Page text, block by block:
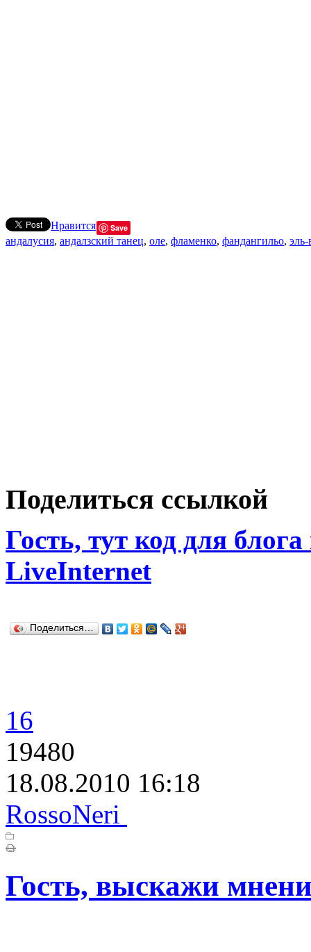
Нравится Save
андалусия, андалзский танец, оле, фламенко, фандангильо,
Поделиться ссылкой
Гость, тут код для
LiveInternet
Поделиться…
16
19480
18.08.2010 16:18
RossoNeri
Гость, выскажи